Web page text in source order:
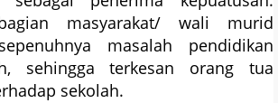
masyarakat/ wali murid
masalah pendidikan
sehingga terkesan orang tua
sekolah.